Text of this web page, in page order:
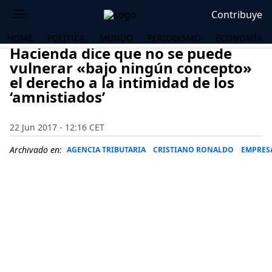
Contribuye
HOME POLÍTICA MUNDO PERIODISMO ECONOMÍA
Hacienda dice que no se puede
vulnerar «bajo ningún concepto»
el derecho a la intimidad de los
‘amnistiados’
22 Jun 2017 - 12:16 CET
Archivado en: AGENCIA TRIBUTARIA CRISTIANO RONALDO